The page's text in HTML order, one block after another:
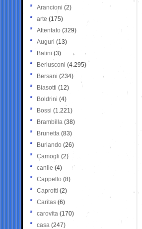
Arancioni (2)
arte (175)
Attentato (329)
Auguri (13)
Batini (3)
Berlusconi (4.295)
Bersani (234)
Biasotti (12)
Boldrini (4)
Bossi (1.221)
Brambilla (38)
Brunetta (83)
Burlando (26)
Camogli (2)
canile (4)
Cappello (8)
Caprotti (2)
Caritas (6)
carovita (170)
casa (247)